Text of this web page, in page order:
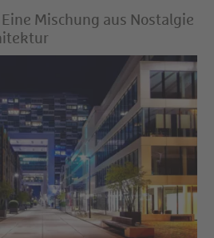
Mischung aus Nostalgie